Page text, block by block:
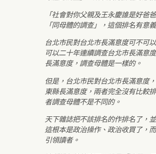
「社會對你父親及王永慶誰是好爸
「同母體的調查」，這個排名有意
台北市民對台北市長滿意度可不可
可以二十年連續調查台北市長滿意
長滿意度，調查母體是一樣的。
但是，台北市民對台北市長滿意度
東縣長滿意度，兩者完全沒有比較
者調查母體不是不同的。
天下雜誌把不該排名的作排名了，
這根本是政治操作、政治收買了，
引領讀者。